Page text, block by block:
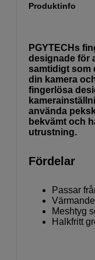
Produktinfo
PGYTECHs
designade för
samtidigt som
din kamera
fingerlösa
använda
bekvämt och
utrustning.
Fördelar
Passar
Meshtyg
Halkfritt